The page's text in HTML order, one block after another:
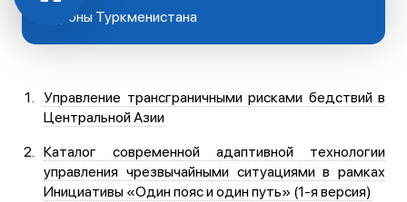
обороны Туркменистана
Управление трансграничными рисками бедствий в
Центральной Азии
Каталог современной адаптивной технологии
управления чрезвычайными ситуациями в рамках
Инициативы «Один пояс и один путь» (1-я версия)